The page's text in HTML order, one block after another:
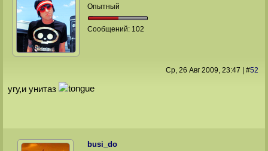
Опытный
Сообщений: 102
Ср, 26 Авг 2009, 23:47 #52
угу,и унитаз
busi_do